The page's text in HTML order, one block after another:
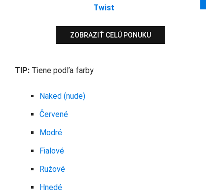
Twist
ZOBRAZIŤ CELÚ PONUKU
TIP: Tiene podľa farby
Naked (nude)
Červené
Modré
Fialové
Ružové
Hnedé